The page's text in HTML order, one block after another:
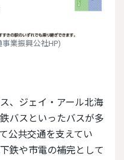
業振興公社HP)
バスといったバスが多
公共交通を支えてい
鉄や市電の補完として